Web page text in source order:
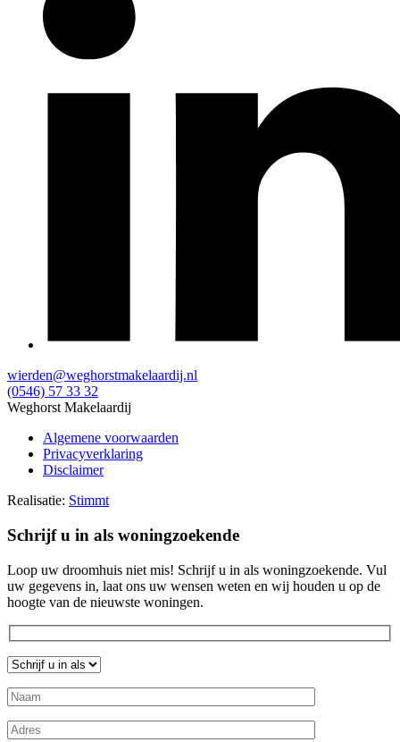
wierden@weghorstmakelaardij.nl
(0546) 57 33 32
Weghorst Makelaardij
Algemene voorwaarden
Privacyverklaring
Disclaimer
Realisatie: Stimmt
Schrijf u in als woningzoekende
Loop uw droomhuis niet mis! Schrijf u in als woningzoekende. Vul
uw gegevens in, laat ons uw wensen weten en wij houden u op de
hoogte van de nieuwste woningen.